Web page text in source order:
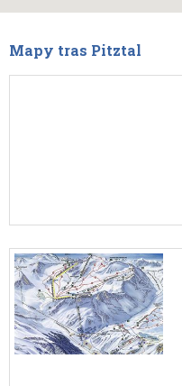
Mapy tras Pitztal